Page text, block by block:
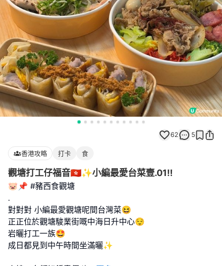
62 5
香港攻略 打卡 食
觀塘打工仔福音🇭🇰✨小編最愛台菜壹.01‼️
🐷📌 #豬西食觀塘
.
對對對 小編最愛觀塘呢間台灣菜😆
正正位於觀塘駿業街嘅中海日升中心😌
岩曬打工一族🤩
成日都見到中午時間坐滿曬✨